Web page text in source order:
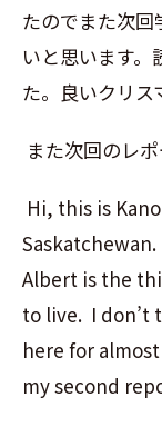
たのでまた次
いと思います。
た。良いクリス
また次回のレポ
Hi, this is
Albert is the
to live. I don’t
here for
my second